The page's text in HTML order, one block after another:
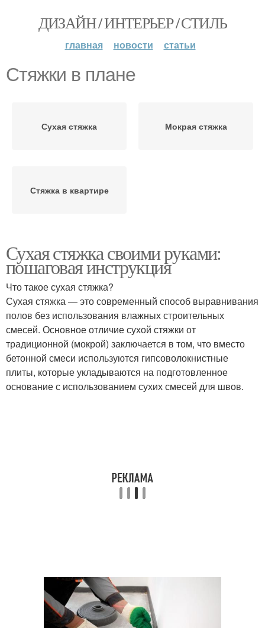
ДИЗАЙН / ИНТЕРЬЕР / СТИЛЬ
главная новости статьи
Стяжки в плане
Сухая стяжка Мокрая стяжка
Стяжка в квартире
Сухая стяжка своими руками:
пошаговая инструкция
Что такое сухая стяжка?
Сухая стяжка — это современный способ выравнивания
полов без использования влажных строительных
смесей. Основное отличие сухой стяжки от
традиционной (мокрой) заключается в том, что вместо
бетонной смеси используются гипсоволокнистные
плиты, которые укладываются на подготовленное
основание с использованием сухих смесей для швов.